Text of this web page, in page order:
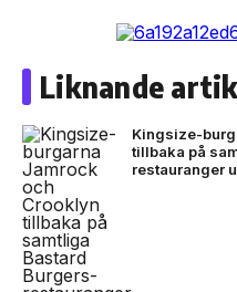
Liknande
Kingsize-
tillbaka på
restauranger